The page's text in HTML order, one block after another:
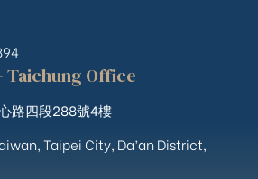
Taichung Office
路四段288號4樓
Taipei City, Da’an District,